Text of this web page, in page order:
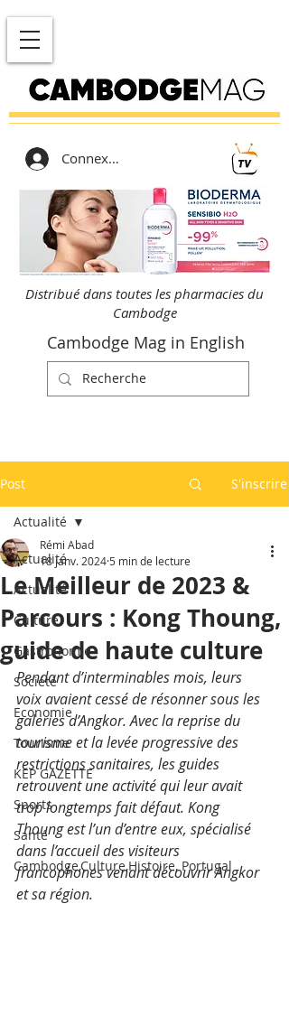
Connexion
Distribué dans toutes les pharmacies du
Cambodge
Cambodge Mag in English
Post S'inscrire
Actualité
Actualité
Culture
Gastronomie
Société
Economie
Tourisme
KEP GAZETTE
Sports
Santé
Cambodge,Culture,Histoire, Portugal
Actualité
Le Meilleur de 2023 &
Parcours : Kong Thoung,
guide de haute culture
Rémi Abad
18 janv. 2024 5 min de lecture
Pendant d’interminables mois, leurs
voix avaient cessé de résonner sous les
galeries d’Angkor. Avec la reprise du
tourisme et la levée progressive des
restrictions sanitaires, les guides
retrouvent une activité qui leur avait
trop longtemps fait défaut. Kong
Thoung est l’un d’entre eux, spécialisé
dans l’accueil des visiteurs
francophones venant découvrir Angkor
et sa région.